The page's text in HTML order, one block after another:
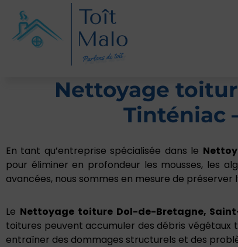
Nettoyage
Tinténiac
En tant qu’entreprise spécialisée dans le
pour éliminer en profondeur les mousses, les
avancées, nous sommes en mesure de
Le Nettoyage toitureDol-de-Bretagne,
toitures peuvent accumuler des débris végétaux
entraîner des dommages structurels et des